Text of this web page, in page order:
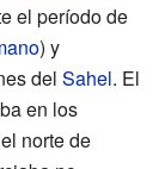
el período de
) y
del Sahel. El
en los
norte de